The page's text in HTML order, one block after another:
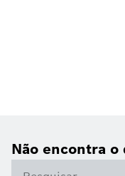
Não encontra o